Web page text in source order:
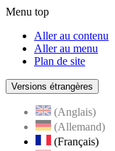
Menu top
Aller au contenu
Aller au menu
Plan de site
Versions étrangères
(Anglais)
(Allemand)
(Français)